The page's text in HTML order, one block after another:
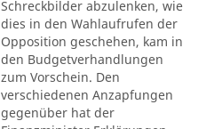
Schreckbilder abzulenken, wie
dies in den Wahlaufrufen der
Opposition geschehen, kam in
den Budgetverhandlungen
zum Vorschein. Den
verschiedenen Anzapfungen
gegenüber hat der